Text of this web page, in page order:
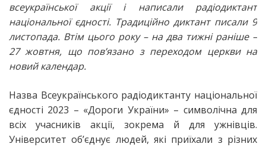
всеукраїнської акції і написали радіодиктант
національної єдності. Традиційно диктант писали 9
листопада. Втім цього року – на два тижні раніше –
27 жовтня, що пов’язано з переходом церкви на
новий календар.
Назва Всеукраїнського радіодиктанту національної
єдності 2023 – «Дороги України» – символічна для
всіх учасників акції, зокрема й для ужнівців.
Університет об’єднує людей, які приїхали з різних